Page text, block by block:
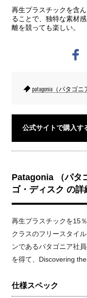
再生プラスチックを含
ることで、独特な素材
離を競っても楽しい。
patagonia（パタゴニ
公式サイトで購入す
Patagonia （パタ
ゴ・ディスク の詳
再生プラスチックを15
クラスのフリースタイ
ンであるパタゴニア社
を得て、Discovering
仕様スペック